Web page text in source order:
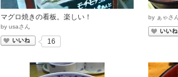
マグロ焼きの看板。楽しい！
by usaさん
いいね
16
by ぁゃさん